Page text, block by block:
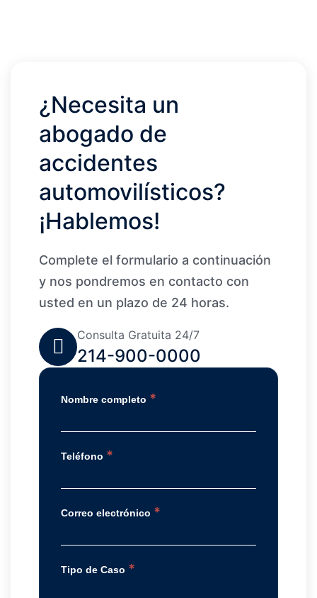
¿Necesita un
abogado de
accidentes
automovilísticos?
¡Hablemos!
Complete el formulario a continuación
y nos pondremos en contacto con
usted en un plazo de 24 horas.
Consulta Gratuita 24/7
214-900-0000
Nombre completo *
Teléfono *
Correo electrónico *
Tipo de Caso *